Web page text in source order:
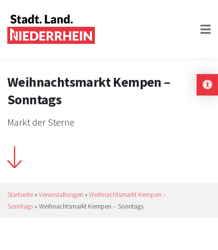
Weihnachtsmarkt Kempen –
Sonntags
Markt der Sterne
Startseite » Veranstaltungen » Weihnachtsmarkt Kempen –
Sonntags » Weihnachtsmarkt Kempen – Sonntags